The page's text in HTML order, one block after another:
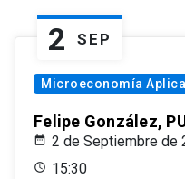
2 SEP
Microeconomía
Felipe González,
2 de Septiembre de
15:30